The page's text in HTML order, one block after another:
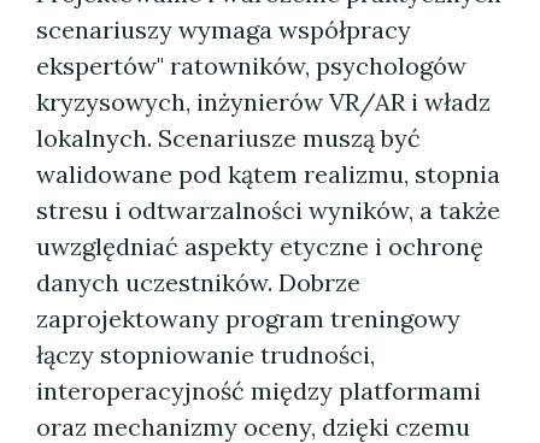
scenariuszy wymaga współpracy
ekspertów" ratowników, psychologów
kryzysowych, inżynierów VR/AR i władz
lokalnych. Scenariusze muszą być
walidowane pod kątem realizmu, stopnia
stresu i odtwarzalności wyników, a także
uwzględniać aspekty etyczne i ochronę
danych uczestników. Dobrze
zaprojektowany program treningowy
łączy stopniowanie trudności,
interoperacyjność między platformami
oraz mechanizmy oceny, dzięki czemu